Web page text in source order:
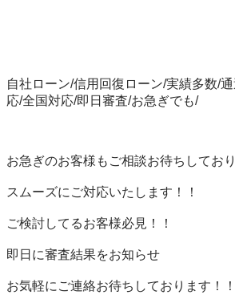
自社ローン/信用回復ローン/実績多数/
応/全国対応/即日審査/お急ぎでも/
お急ぎのお客様もご相談お待ちしており
スムーズにご対応いたします！！
ご検討してるお客様必見！！
即日に審査結果をお知らせ
お気軽にご連絡お待ちしております！！